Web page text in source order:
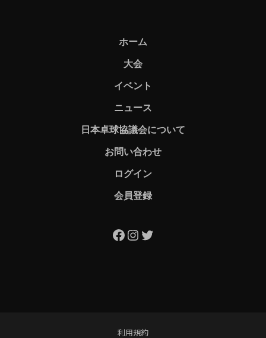
ホーム
大会
イベント
ニュース
日本卓球協議会について
お問い合わせ
ログイン
会員登録
Facebook
Instagram
Twitter
利用規約